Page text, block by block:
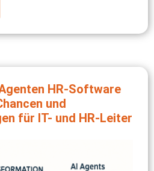
HR-Software
und
für IT- und HR-Leiter